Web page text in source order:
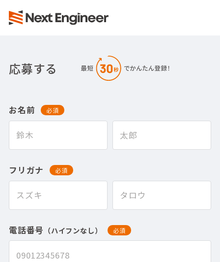
応募する
お名前 必須
フリガナ 必須
電話番号 （ハイフンなし） 必須